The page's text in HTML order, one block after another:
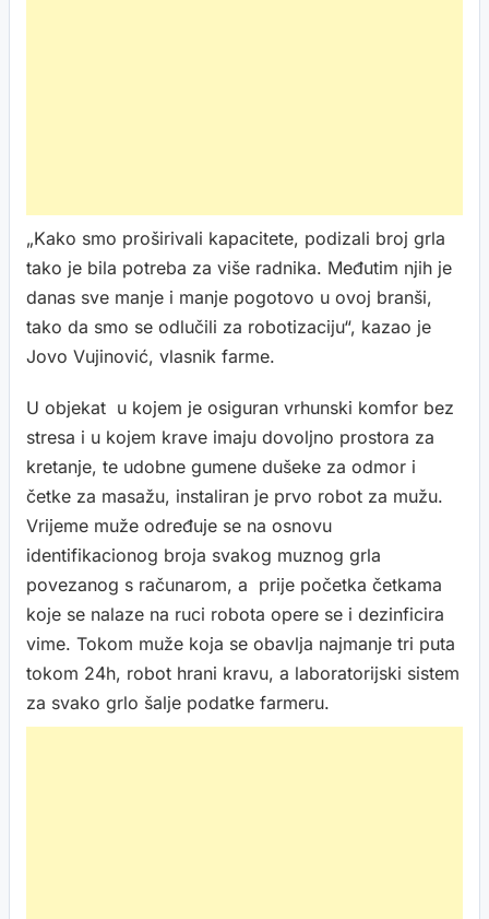
„Kako smo proširivali kapacitete, podizali broj grla
tako je bila potreba za više radnika. Međutim njih je
danas sve manje i manje pogotovo u ovoj branši,
tako da smo se odlučili za robotizaciju“, kazao je
Jovo Vujinović, vlasnik farme.
U objekat u kojem je osiguran vrhunski komfor bez
stresa i u kojem krave imaju dovoljno prostora za
kretanje, te udobne gumene dušeke za odmor i
četke za masažu, instaliran je prvo robot za mužu.
Vrijeme muže određuje se na osnovu
identifikacionog broja svakog muznog grla
povezanog s računarom, a prije početka četkama
koje se nalaze na ruci robota opere se i dezinficira
vime. Tokom muže koja se obavlja najmanje tri puta
tokom 24h, robot hrani kravu, a laboratorijski sistem
za svako grlo šalje podatke farmeru.